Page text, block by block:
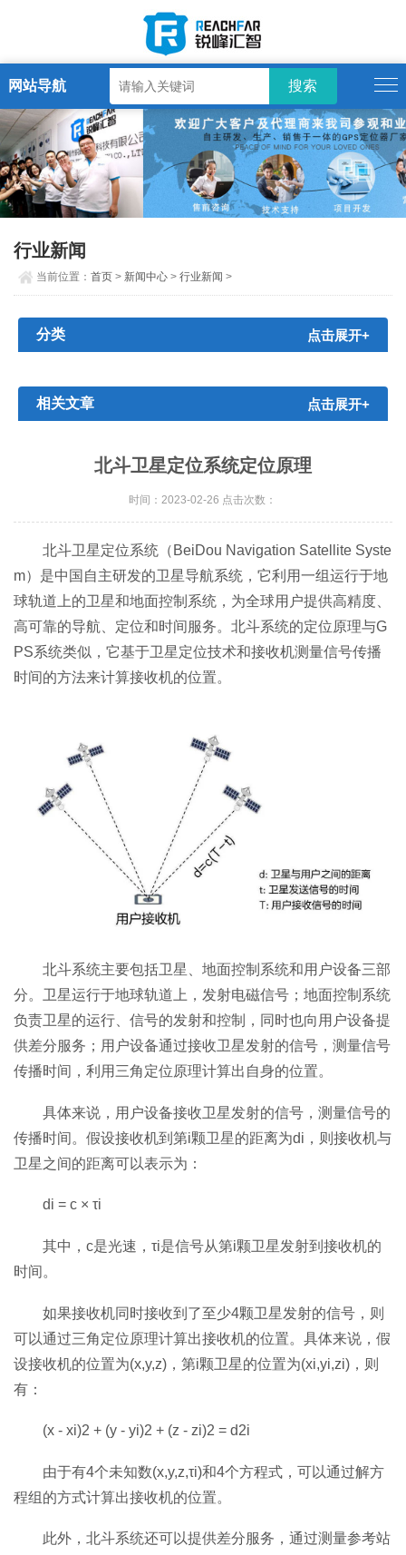
网站导航
行业新闻
当前位置：首页 > 新闻中心 >行业新闻 >
分类 点击展开+
相关文章 点击展开+
北斗卫星定位系统定位原理
时间：2023-02-26 点击次数：
北斗卫星定位系统（BeiDou Navigation Satellite Syste
m）是中国自主研发的卫星导航系统，它利用一组运行于地
球轨道上的卫星和地面控制系统，为全球用户提供高精度、
高可靠的导航、定位和时间服务。北斗系统的定位原理与G
PS系统类似，它基于卫星定位技术和接收机测量信号传播
时间的方法来计算接收机的位置。
北斗系统主要包括卫星、地面控制系统和用户设备三部
分。卫星运行于地球轨道上，发射电磁信号；地面控制系统
负责卫星的运行、信号的发射和控制，同时也向用户设备提
供差分服务；用户设备通过接收卫星发射的信号，测量信号
传播时间，利用三角定位原理计算出自身的位置。
具体来说，用户设备接收卫星发射的信号，测量信号的
传播时间。假设接收机到第i颗卫星的距离为di，则接收机与
卫星之间的距离可以表示为：
di = c × τi
其中，c是光速，τi是信号从第i颗卫星发射到接收机的
时间。
如果接收机同时接收到了至少4颗卫星发射的信号，则
可以通过三角定位原理计算出接收机的位置。具体来说，假
设接收机的位置为(x,y,z)，第i颗卫星的位置为(xi,yi,zi)，则
有：
(x - xi)2 + (y - yi)2 + (z - zi)2 = d2i
由于有4个未知数(x,y,z,τi)和4个方程式，可以通过解方
程组的方式计算出接收机的位置。
此外，北斗系统还可以提供差分服务，通过测量参考站